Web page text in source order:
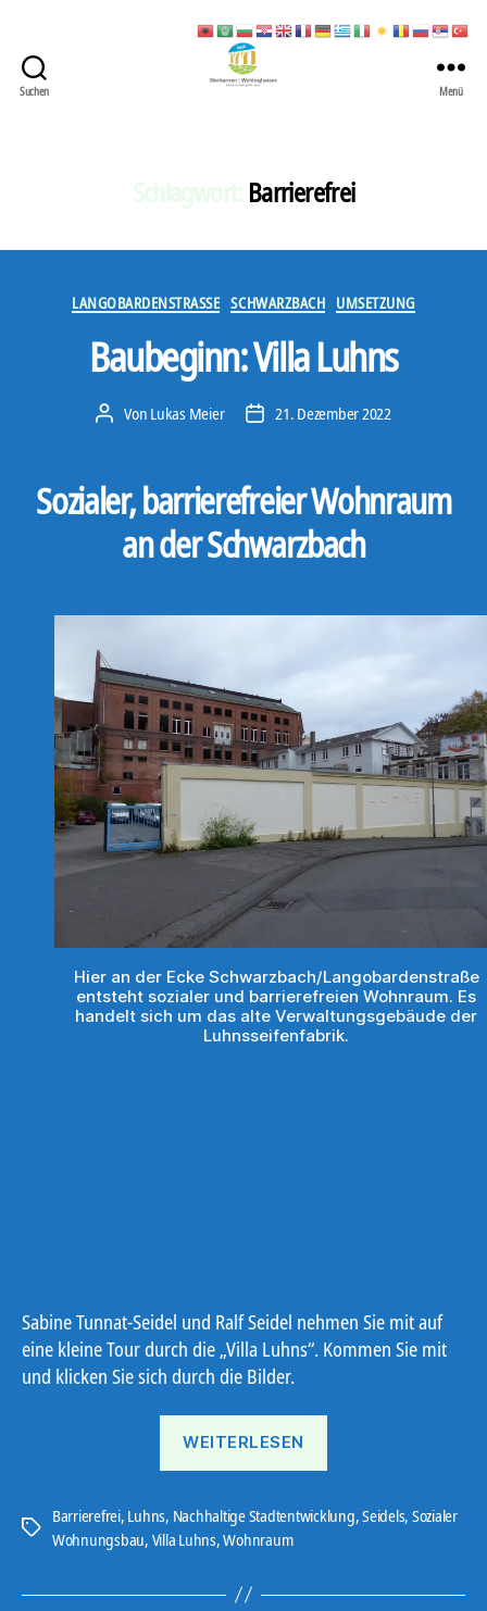
Suchen
Stadt
Menü
Barrierefrei
Kategorien
LANGOBARDENSTRASSE SCHWARZBACH UMSETZUNG
Baubeginn: Villa Luhns
Beitragsautor
Von Lukas Meier Veröffentlichungsdatum
21. Dezember 2022
Sozialer, barrierefreier Wohnraum
an der Schwarzbach
Hier an der Ecke Schwarzbach/Langobardenstraße
entsteht sozialer und barrierefreien Wohnraum. Es
handelt sich um das alte Verwaltungsgebäude der
Luhnsseifenfabrik.
Sabine Tunnat-Seidel und Ralf Seidel nehmen Sie mit auf
eine kleine Tour durch die „Villa Luhns“. Kommen Sie mit
und klicken Sie sich durch die Bilder.
WEITERLESEN
Schlagwörter
Barrierefrei, Luhns, Nachhaltige Stadtentwicklung,Seidels, Sozialer
Wohnungsbau, Villa Luhns,Wohnraum